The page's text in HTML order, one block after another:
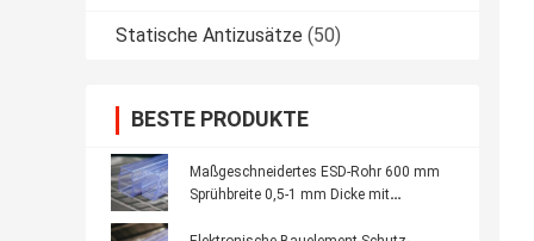
Statische Antizusätze (50)
BESTE PRODUKTE
Maßgeschneidertes ESD-Rohr 600 mm
Sprühbreite 0,5-1 mm Dicke mit